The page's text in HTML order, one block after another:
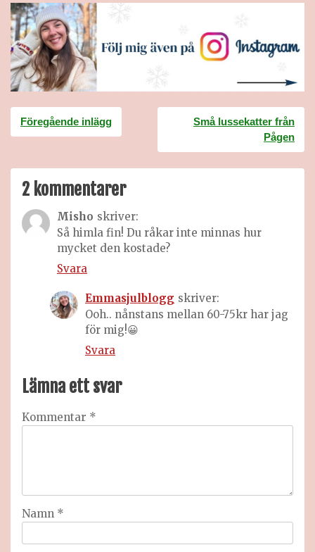
Inläggsnavigering
Föregående inlägg
Små lussekatter från
Pågen
2 kommentarer
Misho skriver:
Så himla fin! Du råkar inte minnas hur
mycket den kostade?
Svara
Emmasjulblogg skriver:
Ooh.. nånstans mellan 60-75kr har jag
för mig!😀
Svara
Lämna ett svar
Kommentar *
Namn *